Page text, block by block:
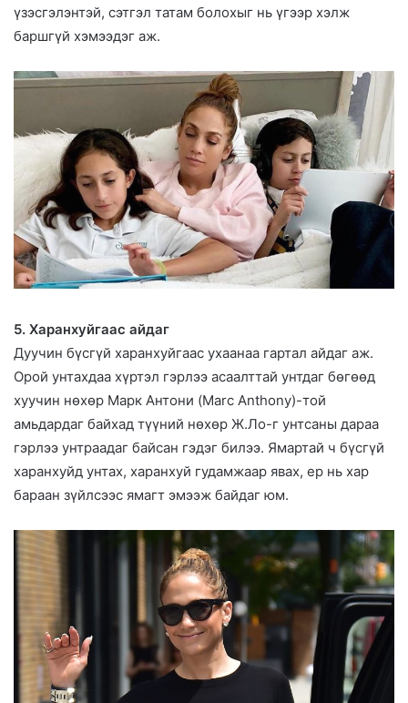
үзэсгэлэнтэй, сэтгэл татам болохыг нь үгээр хэлж
баршгүй хэмээдэг аж.
5. Харанхуйгаас айдаг
Дуучин бүсгүй харанхуйгаас ухаанаа гартал айдаг аж.
Орой унтахдаа хүртэл гэрлээ асаалттай унтдаг бөгөөд
хуучин нөхөр Марк Антони (Marc Anthony)-той
амьдардаг байхад түүний нөхөр Ж.Ло-г унтсаны дараа
гэрлээ унтраадаг байсан гэдэг билээ. Ямартай ч бүсгүй
харанхуйд унтах, харанхуй гудамжаар явах, ер нь хар
бараан зүйлсээс ямагт эмээж байдаг юм.